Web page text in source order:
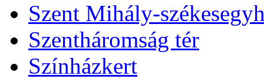
Szent Mihály-
Szentháromság tér
Színházkert